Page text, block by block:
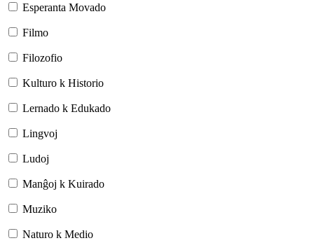
Esperanta Movado
Filmo
Filozofio
Kulturo k Historio
Lernado k Edukado
Lingvoj
Ludoj
Manĝoj k Kuirado
Muziko
Naturo k Medio